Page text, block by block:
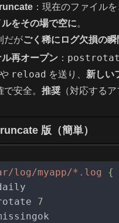
：現在のファイル
をその場で空に。
だがごく稀にログ欠損の瞬
ル再オープン ：
や reload を送り、 新しい
で安全。推奨 （対応する
版（簡単）
log/myapp/*.log
{
7